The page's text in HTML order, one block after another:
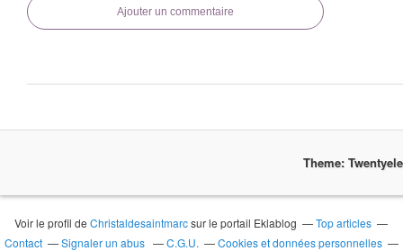
Ajouter un commentaire
Theme:
Voir le profil deChristaldesaintmarcsur le portail Eklablog
Top articles
Contact
Signaler un abus C.G.U.
Cookies et données personnelles